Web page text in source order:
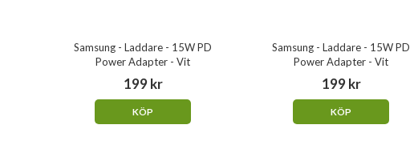
Samsung - Laddare - 15W PD
Power Adapter - Vit
199 kr
KÖP
Samsung - Laddare - 15W PD
Power Adapter - Vit
199 kr
KÖP